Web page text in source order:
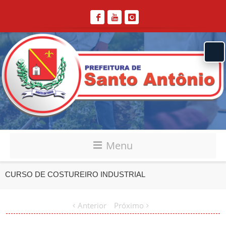
Menu
CURSO DE COSTUREIRO INDUSTRIAL
Anterior Próximo